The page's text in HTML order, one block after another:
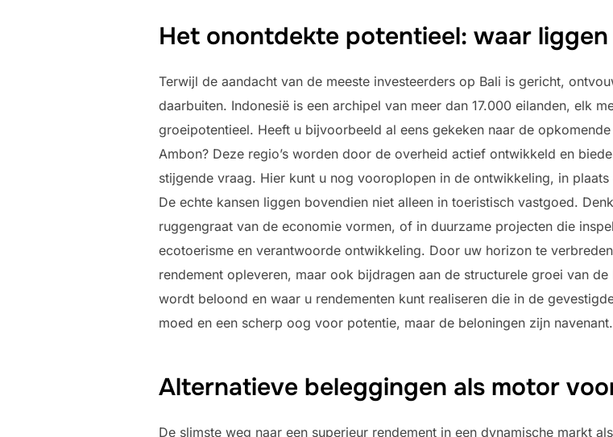
Het onontdekte potentieel: waar
Terwijl de aandacht van de meeste investeerders op Bali is gericht,
daarbuiten. Indonesië is een archipel van meer dan 17.000 eilanden, elk
groeipotentieel. Heeft u bijvoorbeeld al eens gekeken naar de
Ambon? Deze regio’s worden door de overheid actief ontwikkeld en
stijgende vraag. Hier kunt u nog vooroplopen in de ontwikkeling, in
De echte kansen liggen bovendien niet alleen in toeristisch vastgoed.
ruggengraat van de economie vormen, of in duurzame projecten die
ecotoerisme en verantwoorde ontwikkeling. Door uw horizon te
rendement opleveren, maar ook bijdragen aan de structurele groei van
wordt beloond en waar u rendementen kunt realiseren die in de
moed en een scherp oog voor potentie, maar de beloningen zijn navenant.
Alternatieve beleggingen als motor
De slimste weg naar een superieur rendement in een dynamische markt